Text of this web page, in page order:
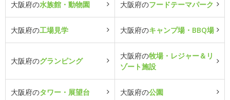
大阪府の水族館・動物園 大阪府のフードテーマパーク
大阪府の工場見学 大阪府のキャンプ場・BBQ場
大阪府のグランピング
大阪府の牧場・レジャー＆リ
ゾート施設
大阪府のタワー・展望台 大阪府の公園